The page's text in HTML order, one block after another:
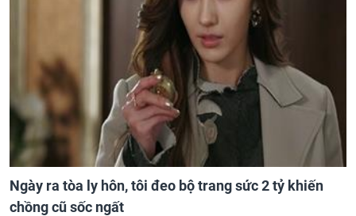
Ngày ra tòa ly hôn, tôi đeo bộ trang sức 2 tỷ khiến
chồng cũ sốc ngất